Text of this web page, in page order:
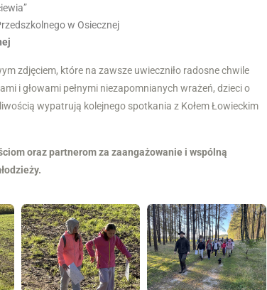
w Osiecznej
zdjęciem, które na zawsze uwieczniło radosne chwile
i głowami pełnymi niezapomnianych wrażeń, dzieci o
wypatrują kolejnego spotkania z Kołem Łowieckim
oraz partnerom za zaangażowanie i wspólną